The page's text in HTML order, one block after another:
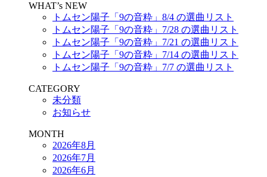
WHAT’s NEW
トムセン陽子「9の音粋」8/4 の選曲リスト
トムセン陽子「9の音粋」7/28 の選曲リスト
トムセン陽子「9の音粋」7/21 の選曲リスト
トムセン陽子「9の音粋」7/14 の選曲リスト
トムセン陽子「9の音粋」7/7 の選曲リスト
CATEGORY
未分類
お知らせ
MONTH
2026年8月
2026年7月
2026年6月